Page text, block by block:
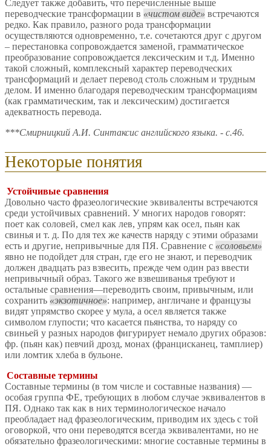
Следует также добавить, что перечисленные выше
переводческие трансформации в
чистом виде
встречаются
редко. Как правило, разного рода трансформации
осуществляются одновременно, т.е. сочетаются друг с другом
– перестановка сопровождается заменой, грамматическое
преобразование сопровождается лексическим и т.д. Именно
такой сложный, комплексный характер переводческих
трансформаций и делает перевод столь сложным и трудным
делом. И именно благодаря переводческим трансформациям
(как грамматическим, так и лексическим) достигается
адекватность перевода.
***Смирницкий А.И. Синтаксис английского языка. - с.46.
Некоторые понятия
Устойчивые сравнения
Довольно часто фразеологические эквиваленты встречаются
среди устойчивых сравнений. У многих народов говорят:
поет как соловей, смел как лев, упрям как осел, пьян как
свинья и т. д. По для тех же качеств наряду с этими образами
есть и другие, непривычные для ПЯ. Сравнение с
соловьем
явно не подойдет для стран, где его не знают, и переводчик
должен двадцать раз взвесить, прежде чем один раз ввести
непривычный образ. Такого же взвешиванья требуют и
остальные сравнения—переводить своим, привычным, или
сохранить
экзотичное : например, англичане и французы
видят упрямство скорее у мула, а осел является также
символом глупости; что касается пьянства, то наряду со
свиньей у разных народов фигурирует немало других образов:
фр. (пьян как) певчий дрозд, монах (францисканец, тамплиер)
или ломтик хлеба в бульоне.
Составные термины
Составные термины (в том числе и составные названия) —
особая группа ФЕ, требующих в любом случае эквивалентов в
ПЯ. Однако так как в них терминологическое начало
преобладает над фразеологическим, приводим их здесь с той
оговоркой, что они переводятся всегда эквивалентами, но не
обязательно фразеологическими: многие составные термины в